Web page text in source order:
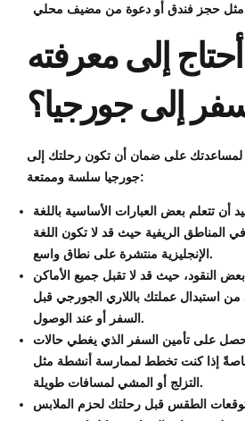
إلى معرفته
إلى جورجيا؟
لمساعدتك على ضمان أن تكون رحلتك إلى
جورجيا سلسة وممتعة:
أن تتعلم بعض العبارات الأساسية باللغة
المناطق الريفية حيث قد لا تكون اللغة
الإنجليزية منتشرة على نطاق واسع.
النقود، حيث قد لا تقبل جميع الأماكن
من استبدال عملتك باللاري الجورجي قبل
السفر أو عند الوصول.
على تأمين السفر الذي يغطي حالات
إذا كنت تخطط لممارسة أنشطة مثل
التزلج أو المشي لمسافات طويلة.
الطقس قبل رحلتك لحزم الملابس